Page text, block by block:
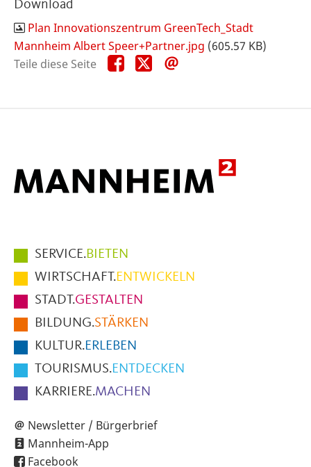
Download
Plan Innovationszentrum GreenTech_Stadt
Mannheim Albert Speer+Partner.jpg (605.57 KB)
Teile diese Seite
Teile
diese
Teile
diese
Hauptmenüpunkte
im
Fußbereich
der
Seite
SERVICE.BIETEN
WIRTSCHAFT.ENTWICKELN
STADT.GESTALTEN
BILDUNG.STÄRKEN
KULTUR.ERLEBEN
TOURISMUS.ENTDECKEN
KARRIERE.MACHEN
Newsletter / Bürgerbrief
Mannheim-App
Facebook